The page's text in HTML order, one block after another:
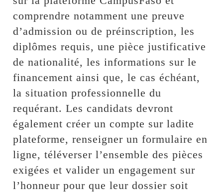
comprendre notamment une preuve
d’admission ou de préinscription, les
diplômes requis, une pièce justificative
de nationalité, les informations sur le
financement ainsi que, le cas échéant,
la situation professionnelle du
requérant. Les candidats devront
également créer un compte sur ladite
plateforme, renseigner un formulaire en
ligne, téléverser l’ensemble des pièces
exigées et valider un engagement sur
l’honneur pour que leur dossier soit